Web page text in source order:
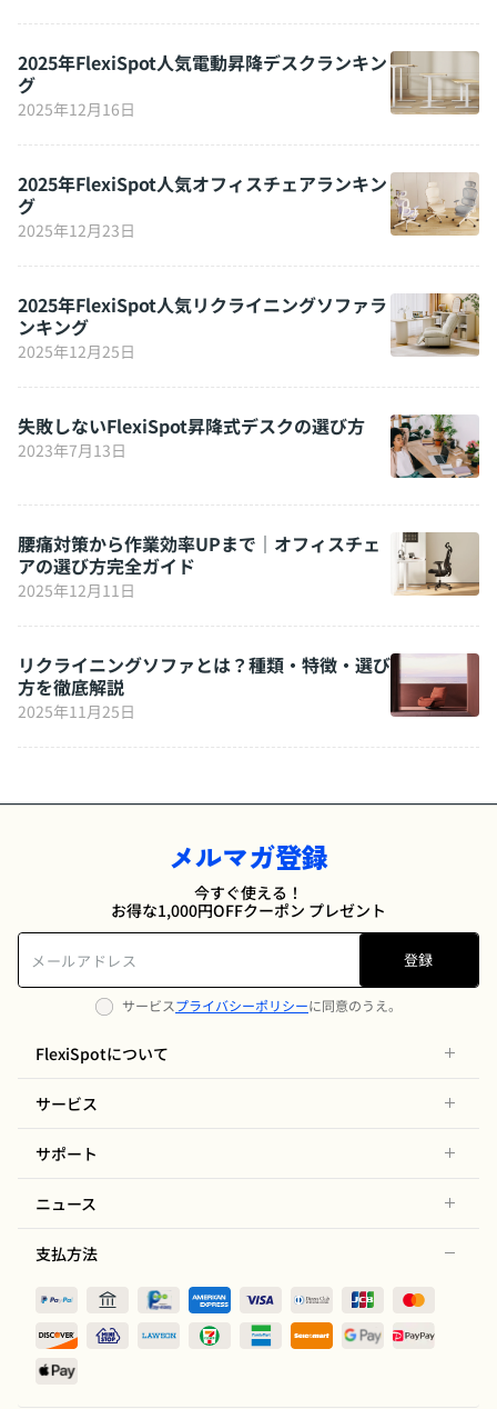
2025年FlexiSpot人気電動昇降デスクランキン
グ
2025年12月16日
2025年FlexiSpot人気オフィスチェアランキン
グ
2025年12月23日
2025年FlexiSpot人気リクライニングソファラ
ンキング
2025年12月25日
失敗しないFlexiSpot昇降式デスクの選び方
2023年7月13日
腰痛対策から作業効率UPまで｜オフィスチェ
アの選び方完全ガイド
2025年12月11日
リクライニングソファとは？種類・特徴・選び
方を徹底解説
2025年11月25日
メルマガ登録
今すぐ使える！
お得な1,000円OFFクーポン プレゼント
登録
サービスプライバシーポリシーに同意のうえ。
FlexiSpotについて
サービス
サポート
ニュース
支払方法